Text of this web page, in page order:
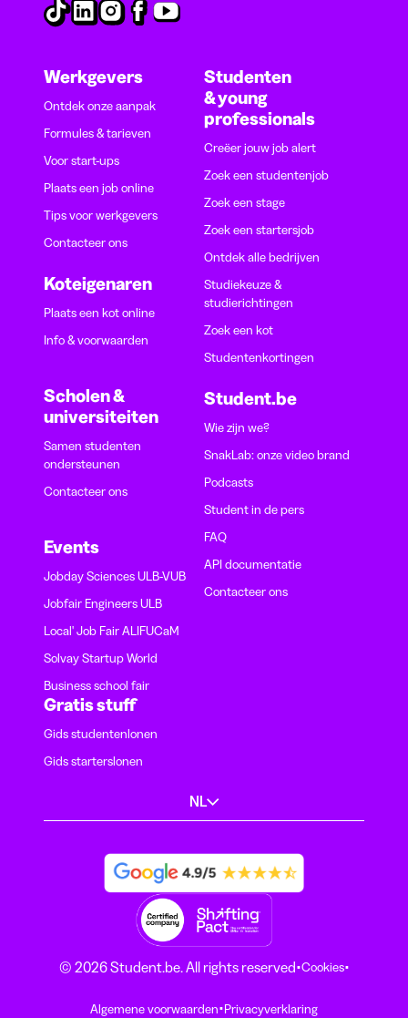
Werkgevers
Ontdek onze aanpak
Formules & tarieven
Voor start-ups
Plaats een job online
Tips voor werkgevers
Contacteer ons
Koteigenaren
Plaats een kot online
Info & voorwaarden
Scholen &
universiteiten
Samen studenten
ondersteunen
Contacteer ons
Events
Jobday Sciences ULB-VUB
Jobfair Engineers ULB
Local' Job Fair ALIFUCaM
Solvay Startup World
Business school fair
Studenten
& young
professionals
Creëer jouw job alert
Zoek een studentenjob
Zoek een stage
Zoek een startersjob
Ontdek alle bedrijven
Studiekeuze &
studierichtingen
Zoek een kot
Studentenkortingen
Student.be
Wie zijn we?
SnakLab: onze video brand
Podcasts
Student in de pers
FAQ
API documentatie
Contacteer ons
Gratis stuff
Gids studentenlonen
Gids starterslonen
NL
© 2026 Student.be. All rights reserved·Cookies·
Algemene voorwaarden·Privacyverklaring